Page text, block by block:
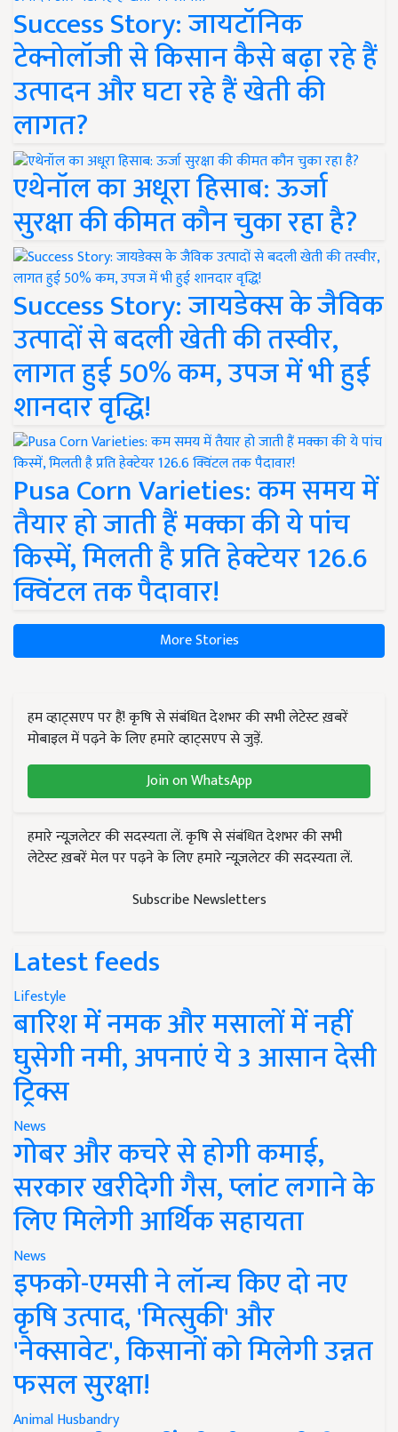
Success Story: जायटॉनिक
टेक्नोलॉजी से किसान कैसे बढ़ा रहे हैं
उत्पादन और घटा रहे हैं खेती की
लागत?
एथेनॉल का अधूरा हिसाब: ऊर्जा
सुरक्षा की कीमत कौन चुका रहा है?
Success Story: जायडेक्स के जैविक
उत्पादों से बदली खेती की तस्वीर,
लागत हुई 50% कम, उपज में भी हुई
शानदार वृद्धि!
Pusa Corn Varieties: कम समय में
तैयार हो जाती हैं मक्का की ये पांच
किस्में, मिलती है प्रति हेक्टेयर 126.6
क्विंटल तक पैदावार!
More Stories
हम व्हाट्सएप पर हैं! कृषि से संबंधित देशभर की सभी लेटेस्ट ख़बरें
मोबाइल में पढ़ने के लिए हमारे व्हाट्सएप से जुड़ें.
Join on WhatsApp
हमारे न्यूज़लेटर की सदस्यता लें. कृषि से संबंधित देशभर की सभी
लेटेस्ट ख़बरें मेल पर पढ़ने के लिए हमारे न्यूज़लेटर की सदस्यता लें.
Subscribe Newsletters
Latest feeds
Lifestyle
बारिश में नमक और मसालों में नहीं
घुसेगी नमी, अपनाएं ये 3 आसान देसी
ट्रिक्स
News
गोबर और कचरे से होगी कमाई,
सरकार खरीदेगी गैस, प्लांट लगाने के
लिए मिलेगी आर्थिक सहायता
News
इफको-एमसी ने लॉन्च किए दो नए
कृषि उत्पाद, 'मित्सुकी' और
'नेक्सावेट', किसानों को मिलेगी उन्नत
फसल सुरक्षा!
Animal Husbandry